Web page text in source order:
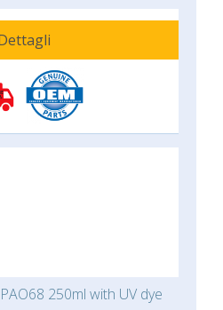
250ml with UV dye